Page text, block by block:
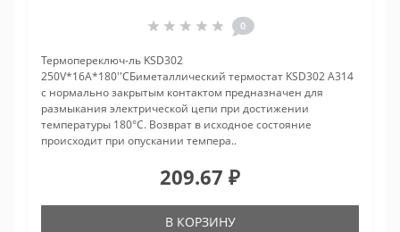
0
Термопереключ-ль KSD302
250V*16A*180''CБиметаллический термостат KSD302 A314
с нормально закрытым контактом предназначен для
размыкания электрической цепи при достижении
температуры 180°С. Возврат в исходное состояние
происходит при опускании темпера..
209.67 ₽
В КОРЗИНУ